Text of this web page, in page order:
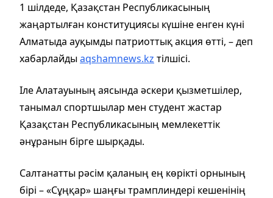
1 шілдеде, Қазақстан Республикасының
жаңартылған конституциясы күшіне енген күні
Алматыда ауқымды патриоттық акция өтті, – деп
хабарлайдыaqshamnews.kz тілшісі.
Іле Алатауының аясында әскери қызметшілер,
танымал спортшылар мен студент жастар
Қазақстан Республикасының мемлекеттік
әнұранын бірге шырқады.
Салтанатты рәсім қаланың ең көрікті орнының
бірі – «Сұңқар» шаңғы трамплиндері кешенінің